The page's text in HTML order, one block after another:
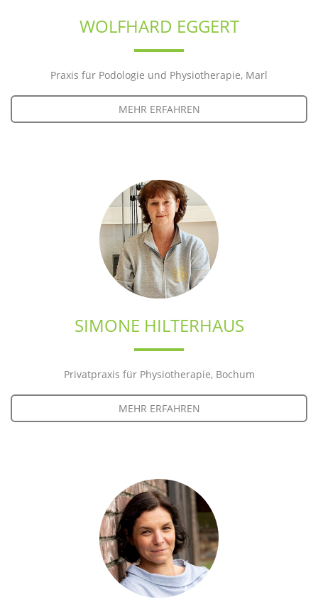
WOLFHARD EGGERT
Praxis für Podologie und Physiotherapie, Marl
MEHR ERFAHREN
SIMONE HILTERHAUS
Privatpraxis für Physiotherapie, Bochum
MEHR ERFAHREN